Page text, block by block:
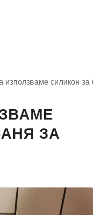
използваме силикон
ЗА